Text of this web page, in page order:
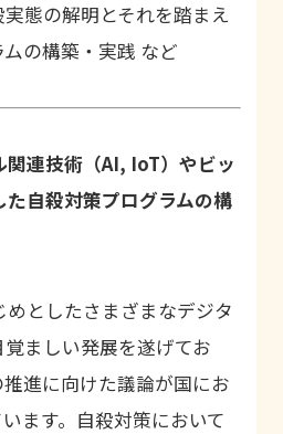
実態の解明とそれを踏まえ
の構築・実践 など
関連技術（AI, IoT）やビッ
た自殺対策プログラムの構
めとしたさまざまなデジタ
ましい発展を遂げてお
進に向けた議論が国にお
ます。自殺対策において